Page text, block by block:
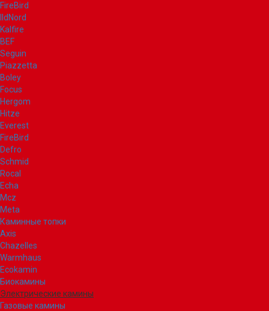
FireBird
IldNord
Kalfire
BEF
Seguin
Piazzetta
Boley
Focus
Hergom
Hitze
Everest
FireBird
Defro
Schmid
Rocal
Echa
Mcz
Meta
Каминные топки
Axis
Chazelles
Warmhaus
Ecokamin
Биокамины
Электрические камины
Газовые камины